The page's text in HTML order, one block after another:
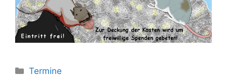
Kategorien
Termine